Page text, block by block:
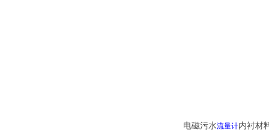
电磁污水流量计内衬材